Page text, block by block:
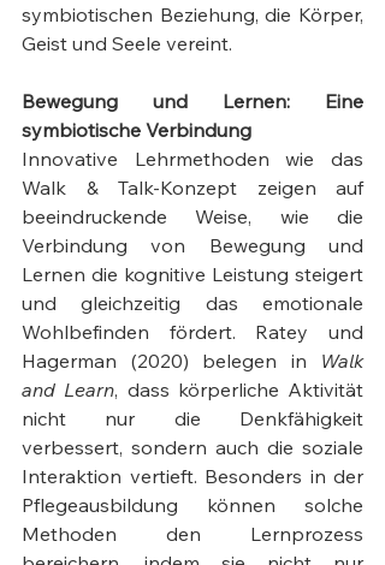
symbiotischen Beziehung, die Körper,
Geist und Seele vereint.
Bewegung und Lernen: Eine
symbiotische Verbindung
Innovative Lehrmethoden wie das
Walk & Talk-Konzept zeigen auf
beeindruckende Weise, wie die
Verbindung von Bewegung und
Lernen die kognitive Leistung steigert
und gleichzeitig das emotionale
Wohlbefinden fördert. Ratey und
Hagerman (2020) belegen in Walk
and Learn, dass körperliche Aktivität
nicht nur die Denkfähigkeit
verbessert, sondern auch die soziale
Interaktion vertieft. Besonders in der
Pflegeausbildung können solche
Methoden den Lernprozess